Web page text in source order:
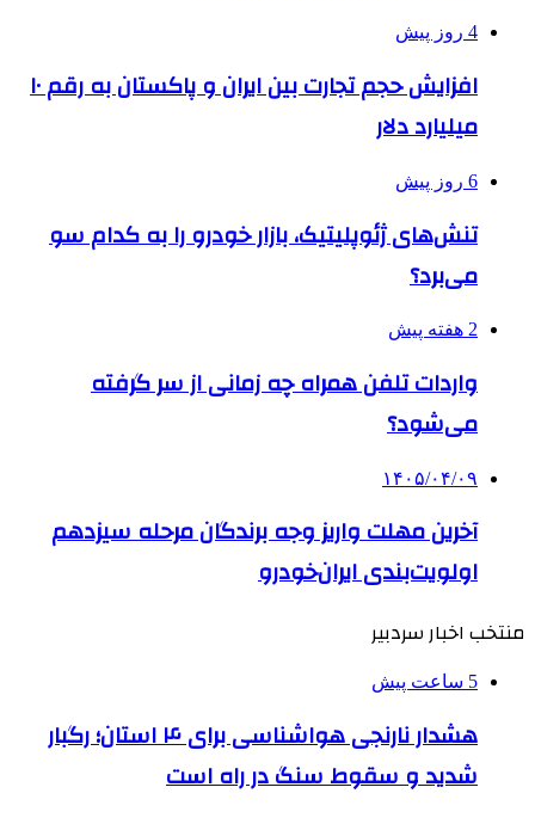
4 روز پیش
افزایش حجم تجارت بین ایران و پاکستان به رقم ۱۰
میلیارد دلار
6 روز پیش
تنش‌های ژئوپلیتیک، بازار خودرو را به کدام سو
می‌برد؟
2 هفته پیش
واردات تلفن همراه چه زمانی از سر گرفته
می‌شود؟
۱۴۰۵/۰۴/۰۹
آخرین مهلت واریز وجه برندگان مرحله سیزدهم
اولویت‌بندی ایران‌خودرو
منتخب اخبار سردبیر
5 ساعت پیش
هشدار نارنجی هواشناسی برای ۴ استان؛ رگبار
شدید و سقوط سنگ در راه است